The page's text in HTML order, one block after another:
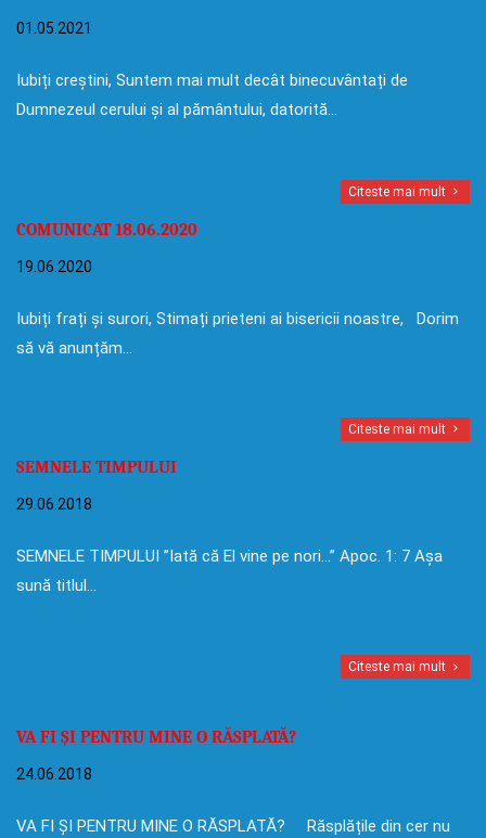
01.05.2021
Iubiți creștini, Suntem mai mult decât binecuvântați de
Dumnezeul cerului și al pământului, datorită…
Citeste mai mult
COMUNICAT 18.06.2020
19.06.2020
Iubiți frați și surori, Stimați prieteni ai bisericii noastre, Dorim
să vă anunțăm…
Citeste mai mult
SEMNELE TIMPULUI
29.06.2018
SEMNELE TIMPULUI ”Iată că El vine pe nori…” Apoc. 1: 7 Așa
sună titlul…
Citeste mai mult
VA FI ȘI PENTRU MINE O RĂSPLATĂ?
24.06.2018
VA FI ȘI PENTRU MINE O RĂSPLATĂ? Răsplățile din cer nu